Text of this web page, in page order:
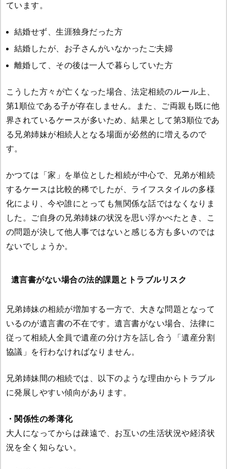
ています。
結婚せず、生涯独身だった方
結婚したが、お子さんがいなかったご夫婦
離婚して、その後は一人で暮らしていた方
こうした方々が亡くなった場合、法定相続のルール上、
第1順位である子が存在しません。また、ご両親も既に他
界されているケースが多いため、結果として第3順位であ
る兄弟姉妹が相続人となる場面が必然的に増えるので
す。
かつては「家」を単位とした相続が中心で、兄弟が相続
するケースは比較的稀でしたが、ライフスタイルの多様
化により、今や誰にとっても無関係な話ではなくなりま
した。ご自身の兄弟姉妹の状況を思い浮かべたとき、こ
の問題が決して他人事ではないと感じる方も多いのでは
ないでしょうか。
遺言書がない場合の法的課題とトラブルリスク
兄弟姉妹の相続が増加する一方で、大きな問題となって
いるのが遺言書の不在です。遺言書がない場合、法律に
従って相続人全員で遺産の分け方を話し合う「遺産分割
協議」を行わなければなりません。
兄弟姉妹間の相続では、以下のような理由からトラブル
に発展しやすい傾向があります。
・関係性の希薄化
大人になってからは疎遠で、お互いの生活状況や経済状
況を全く知らない。